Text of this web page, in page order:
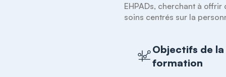
EHPADs, cherchant à offrir
soins centrés sur la
Objectifs de la
formation